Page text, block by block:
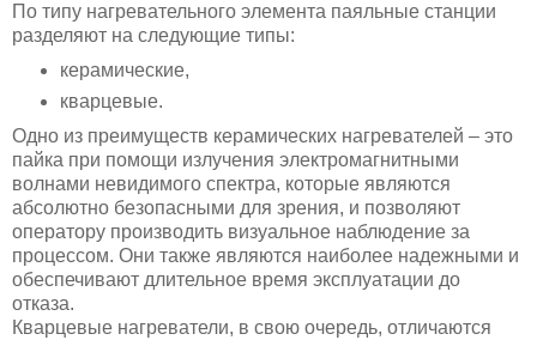
По типу нагревательного элемента паяльные станции
разделяют на следующие типы:
керамические,
кварцевые.
Одно из преимуществ керамических нагревателей – это
пайка при помощи излучения электромагнитными
волнами невидимого спектра, которые являются
абсолютно безопасными для зрения, и позволяют
оператору производить визуальное наблюдение за
процессом. Они также являются наиболее надежными и
обеспечивают длительное время эксплуатации до
отказа.
Кварцевые нагреватели, в свою очередь, отличаются